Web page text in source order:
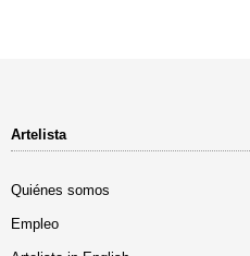
Artelista
Quiénes somos
Empleo